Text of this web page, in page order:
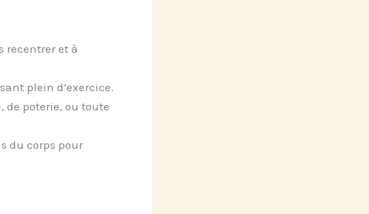
recentrer et à
plein d’exercice.
poterie, ou toute
du corps pour